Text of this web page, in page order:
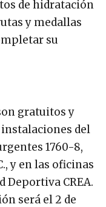
de hidratación
y medallas
su
gratuitos y
instalaciones del
1760-8,
y en las oficinas
Deportiva CREA.
será el 2 de